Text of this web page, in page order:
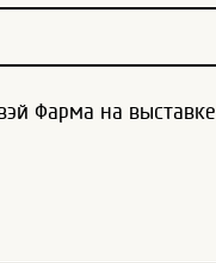
Фарма на выставке